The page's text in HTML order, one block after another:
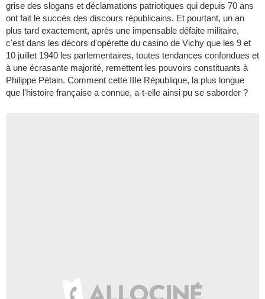
grise des slogans et déclamations patriotiques qui depuis 70 ans
ont fait le succès des discours républicains. Et pourtant, un an
plus tard exactement, après une impensable défaite militaire,
c'est dans les décors d'opérette du casino de Vichy que les 9 et
10 juillet 1940 les parlementaires, toutes tendances confondues et
à une écrasante majorité, remettent les pouvoirs constituants à
Philippe Pétain. Comment cette IIIe République, la plus longue
que l'histoire française a connue, a-t-elle ainsi pu se saborder ?